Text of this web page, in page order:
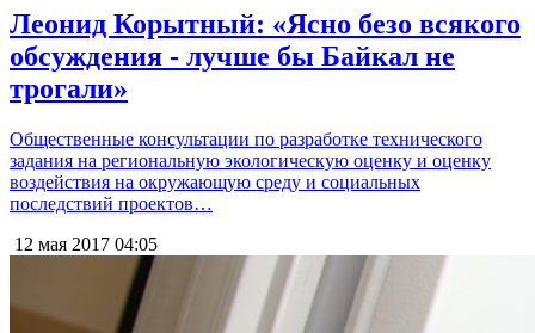
Леонид Корытный: «Ясно безо всякого
обсуждения - лучше бы Байкал не
трогали»
Общественные консультации по разработке технического
задания на региональную экологическую оценку и оценку
воздействия на окружающую среду и социальных
последствий проектов…
12 мая 2017 04:05